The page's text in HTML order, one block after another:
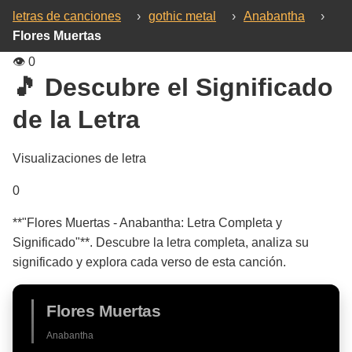
letras de canciones › gothic metal › Anabantha
›
Flores Muertas
👁️ 0
🎵 Descubre el Significado
de la Letra
Visualizaciones de letra
0
**"Flores Muertas - Anabantha: Letra Completa y
Significado"**. Descubre la letra completa, analiza su
significado y explora cada verso de esta canción.
Flores Muertas
Anabantha